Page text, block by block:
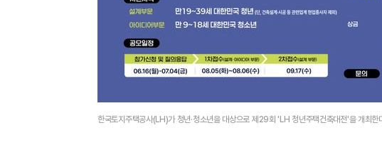
한국토지주택공사(LH)가 청년·청소년을 대상으로 제29회 'LH 청년주택건축대전'을 개최